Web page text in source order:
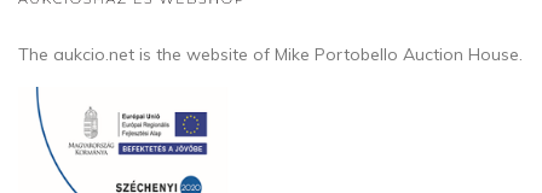
The aukcio.net is the website of Mike Portobello Auction House.